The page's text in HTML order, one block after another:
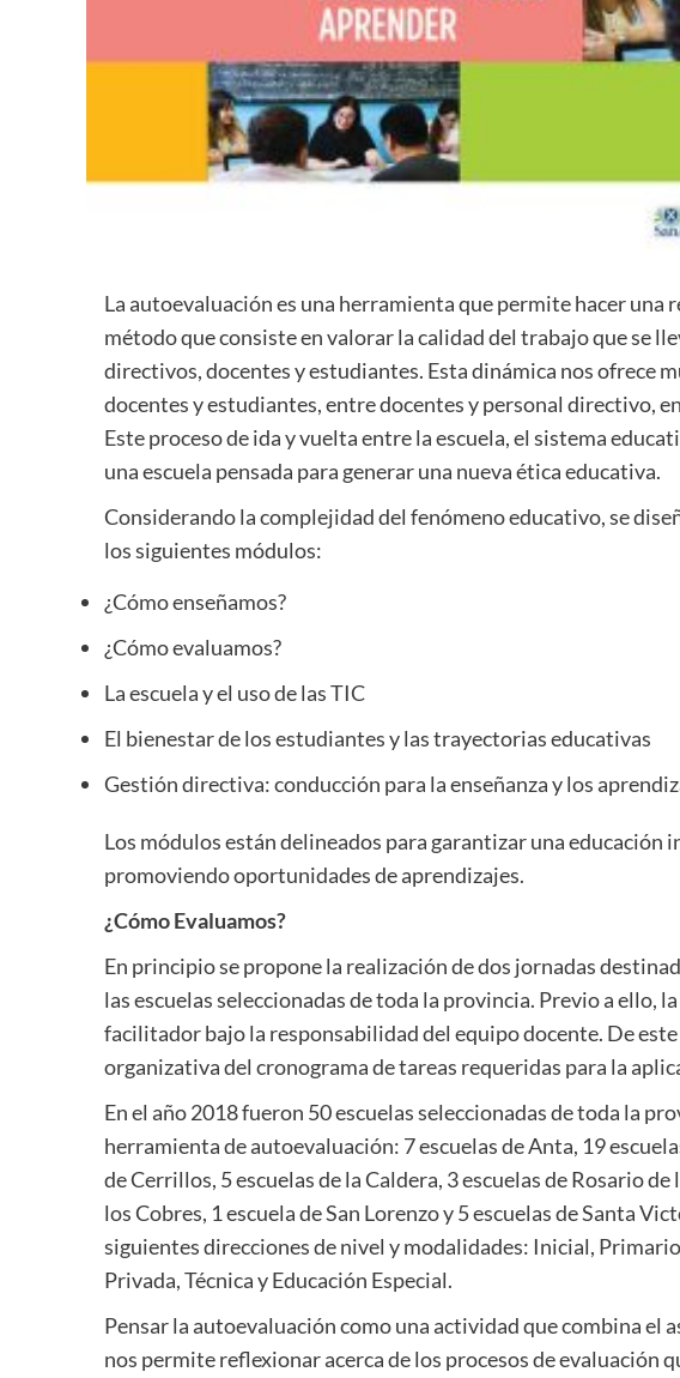
La autoevaluación es una herramienta que permite hacer una
método que consiste en valorar la calidad del trabajo que se
directivos, docentes y estudiantes. Esta dinámica nos ofrece
docentes y estudiantes, entre docentes y personal directivo,
Este proceso de ida y vuelta entre la escuela, el sistema
una escuela pensada para generar una nueva ética educativa.
Considerando la complejidad del fenómeno educativo, se
los siguientes módulos:
¿Cómo enseñamos?
¿Cómo evaluamos?
La escuela y el uso de las TIC
El bienestar de los estudiantes y las trayectorias educativas
Gestión directiva: conducción para la enseñanza y los
Los módulos están delineados para garantizar una educación
promoviendo oportunidades de aprendizajes.
¿Cómo Evaluamos?
En principio se propone la realización de dos jornadas
las escuelas seleccionadas de toda la provincia. Previo a ello,
facilitador bajo la responsabilidad del equipo docente. De
organizativa del cronograma de tareas requeridas para la
En el año 2018 fueron 50 escuelas seleccionadas de toda la
herramienta de autoevaluación: 7 escuelas de Anta, 19
de Cerrillos, 5 escuelas de la Caldera, 3 escuelas de Rosario
los Cobres, 1 escuela de San Lorenzo y 5 escuelas de Santa
siguientes direcciones de nivel y modalidades: Inicial,
Privada, Técnica y Educación Especial.
Pensar la autoevaluación como una actividad que combina
nos permite reflexionar acerca de los procesos de evaluación